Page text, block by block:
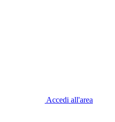
Accedi all'area